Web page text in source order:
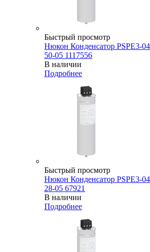
Быстрый просмотр
Нюкон Конденсатор PSPE3-
50-05 1117556
В наличии
Подробнее
Быстрый просмотр
Нюкон Конденсатор PSPE3-
28-05 67921
В наличии
Подробнее